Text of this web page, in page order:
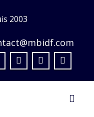
2003